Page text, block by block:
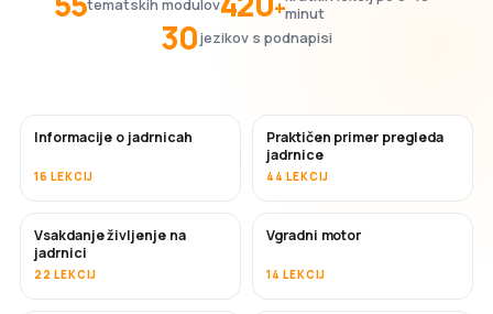
tematskih modulov +minut
30jezikov s podnapisi
Informacije o jadrnicah
16 LEKCIJ
Praktičen primer pregleda
jadrnice
44 LEKCIJ
Vsakdanje življenje na
jadrnici
22 LEKCIJ
Vgradni motor
14 LEKCIJ